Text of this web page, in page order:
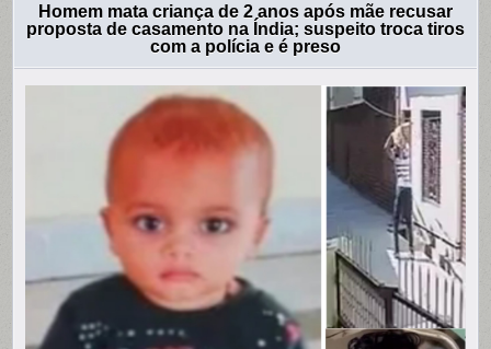
Homem mata criança de 2 anos após mãe recusar
proposta de casamento na Índia; suspeito troca tiros
com a polícia e é preso